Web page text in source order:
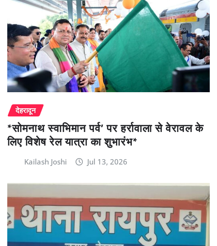
देहरादून
*सोमनाथ स्वाभिमान पर्व’ पर हर्रावाला से वेरावल के
लिए विशेष रेल यात्रा का शुभारंभ*
Kailash Joshi Jul 13, 2026